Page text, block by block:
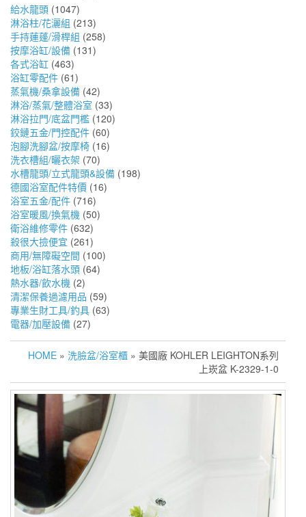
給水龍頭 (1047)
淋浴柱/花灑組 (213)
手持蓮蓬/滑桿組 (258)
按摩浴缸/設備 (131)
各式浴缸 (463)
浴缸零配件 (61)
蒸氣機/桑拿設備 (42)
淋浴/蒸氣/整體浴室 (33)
淋浴拉門/底盆門檻 (120)
鉸鏈五金/門控配件 (60)
泡腳洗腳盆/按摩椅 (16)
洗衣槽組/曬衣架 (70)
水槽龍頭/立式龍頭&設備 (198)
德國浴室配件特價 (16)
浴室五金/配件 (716)
浴室暖風/換氣機 (50)
衛浴維修零件 (632)
殺很大撿便宜 (261)
商用/無障礙空間 (100)
地板/浴缸落水頭 (64)
熱水器/飲水機 (2)
清潔保養過濾用品 (59)
專業生財工具/釣具 (63)
電器/加壓設備 (27)
HOME » 洗臉盆/浴室櫃 » 美國廠 KOHLER LEIGHTON系列
上崁盆 K-2329-1-0